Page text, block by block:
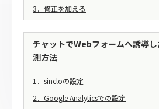
3．修正を加える
チャットでWebフォームへ誘導
測方法
1．sincloの設定
2．Google Analyticsでの設定